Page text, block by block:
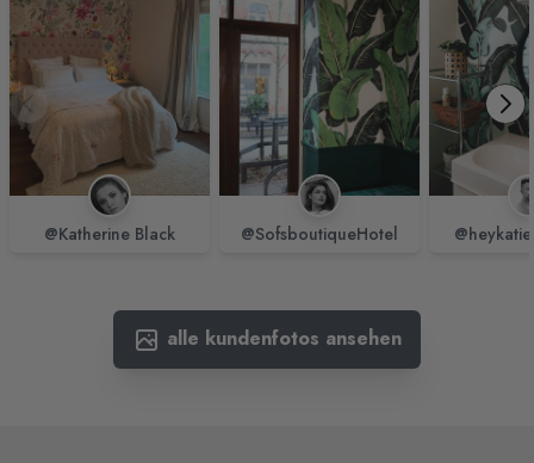
@Katherine Black @SofsboutiqueHotel
alle kundenfotos ansehen